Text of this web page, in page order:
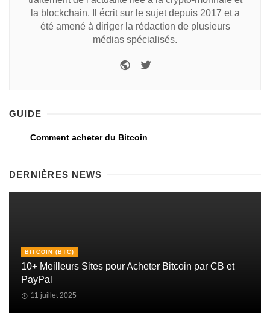
la blockchain. Il écrit sur le sujet depuis 2017 et a
été amené à diriger la rédaction de plusieurs
médias spécialisés.
GUIDE
Comment acheter du Bitcoin
DERNIÈRES NEWS
BITCOIN (BTC)
10+ Meilleurs Sites pour Acheter Bitcoin par CB et
PayPal
11 juillet 2025